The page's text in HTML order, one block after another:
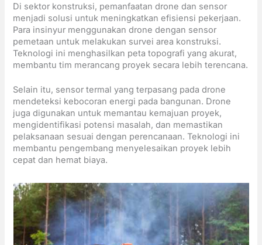
Di sektor konstruksi, pemanfaatan drone dan sensor
menjadi solusi untuk meningkatkan efisiensi pekerjaan.
Para insinyur menggunakan drone dengan sensor
pemetaan untuk melakukan survei area konstruksi.
Teknologi ini menghasilkan peta topografi yang akurat,
membantu tim merancang proyek secara lebih terencana.
Selain itu, sensor termal yang terpasang pada drone
mendeteksi kebocoran energi pada bangunan. Drone
juga digunakan untuk memantau kemajuan proyek,
mengidentifikasi potensi masalah, dan memastikan
pelaksanaan sesuai dengan perencanaan. Teknologi ini
membantu pengembang menyelesaikan proyek lebih
cepat dan hemat biaya.